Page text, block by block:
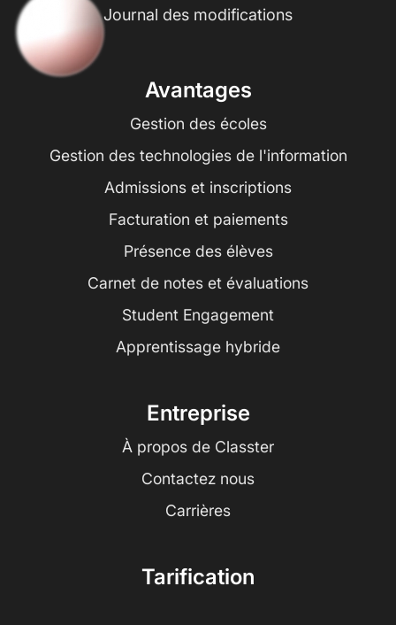
Journal des modifications
Avantages
Gestion des écoles
Gestion des technologies de l'information
Admissions et inscriptions
Facturation et paiements
Présence des élèves
Carnet de notes et évaluations
Student Engagement
Apprentissage hybride
Entreprise
À propos de Classter
Contactez nous
Carrières
Tarification